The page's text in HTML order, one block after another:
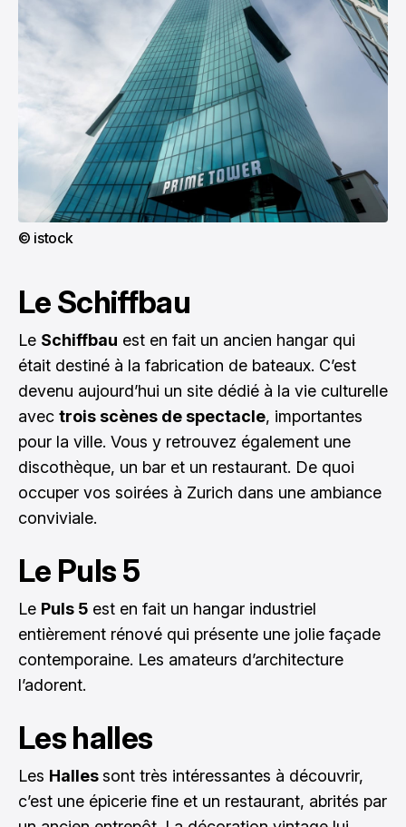
© istock
Le Schiffbau
Le Schiffbau est en fait un ancien hangar qui
était destiné à la fabrication de bateaux. C’est
devenu aujourd’hui un site dédié à la vie culturelle
avec trois scènes de spectacle, importantes
pour la ville. Vous y retrouvez également une
discothèque, un bar et un restaurant. De quoi
occuper vos soirées à Zurich dans une ambiance
conviviale.
Le Puls 5
Le Puls 5 est en fait un hangar industriel
entièrement rénové qui présente une jolie façade
contemporaine. Les amateurs d’architecture
l’adorent.
Les halles
Les Hallessont très intéressantes à découvrir,
c’est une épicerie fine et un restaurant, abrités par